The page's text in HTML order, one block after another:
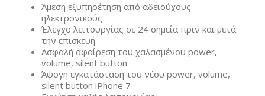
Άμεση εξυπηρέτηση από αδειούχους
ηλεκτρονικούς
Έλεγχο λειτουργίας σε 24 σημεία πριν και μετά
την επισκευή
Ασφαλή αφαίρεση του χαλασμένου power,
volume, silent button
Άψογη εγκατάσταση του νέου power, volume,
silent button iPhone 7